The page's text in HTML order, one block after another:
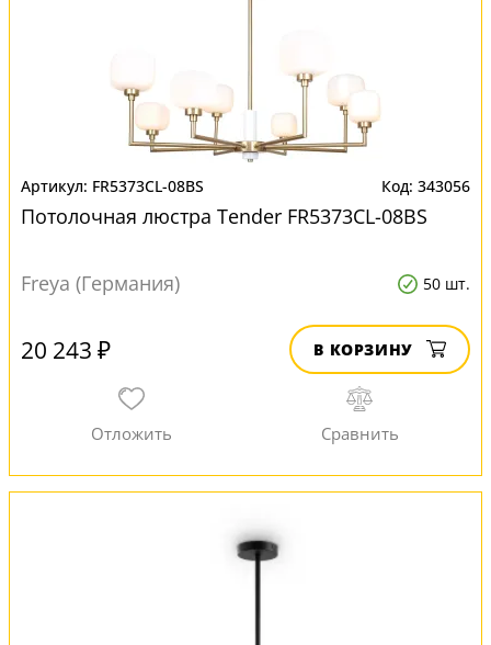
FR5373CL-08BS 343056
Потолочная люстра Tender FR5373CL-08BS
Freya (Германия) 50 шт.
20 243 ₽ В КОРЗИНУ